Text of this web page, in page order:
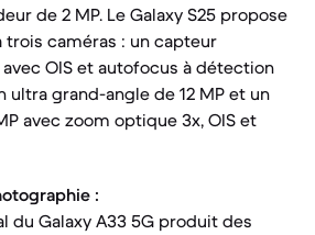
de 2 MP. Le Galaxy S25 propose
trois caméras : un capteur
OIS et autofocus à détection
ultra grand-angle de 12 MP et un
avec zoom optique 3x, OIS et
:
du Galaxy A33 5G produit des